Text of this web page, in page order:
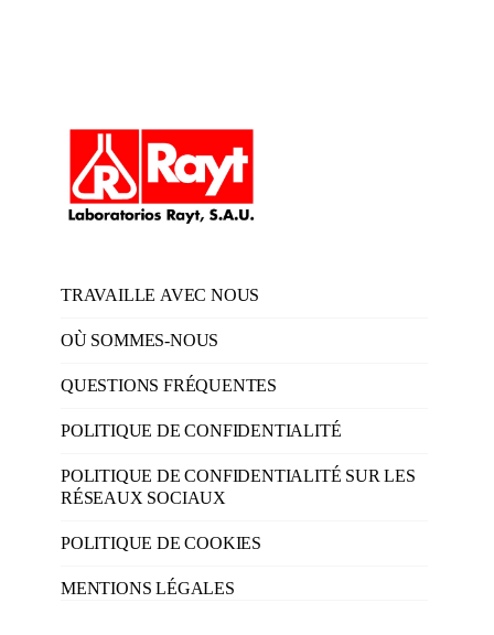
TRAVAILLE AVEC NOUS
OÙ SOMMES-NOUS
QUESTIONS FRÉQUENTES
POLITIQUE DE CONFIDENTIALITÉ
POLITIQUE DE CONFIDENTIALITÉ SUR LES
RÉSEAUX SOCIAUX
POLITIQUE DE COOKIES
MENTIONS LÉGALES